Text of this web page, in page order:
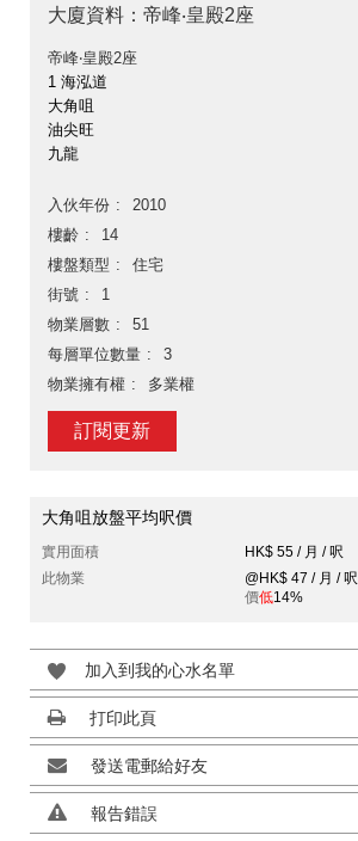
大廈資料：帝峰‧皇殿2座
帝峰‧皇殿2座
1 海泓道
大角咀
油尖旺
九龍
入伙年份
2010
樓齡
14
樓盤類型
住宅
街號
1
物業層數
51
每層單位數量
3
物業擁有權
多業權
訂閱更新
大角咀放盤平均呎價
實用面積
HK$ 55 / 月 / 呎
此物業
@HK$ 47 / 月 / 呎
價低14%
加入到我的心水名單
打印此頁
發送電郵給好友
報告錯誤